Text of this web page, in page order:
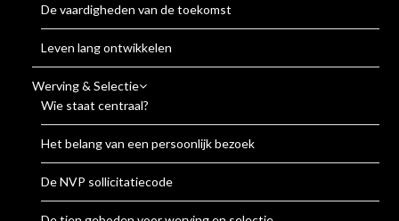
De vaardigheden van de toekomst
Leven lang ontwikkelen
Werving & Selectie
Wie staat centraal?
Het belang van een persoonlijk bezoek
De NVP sollicitatiecode